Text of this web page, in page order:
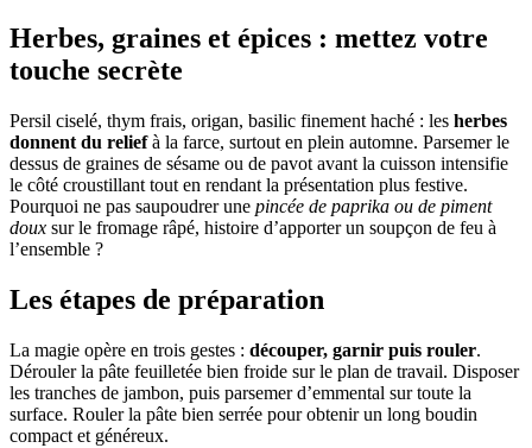
Herbes, graines et épices : mettez votre
touche secrète
Persil ciselé, thym frais, origan, basilic finement haché : les herbes
donnent du reliefà la farce, surtout en plein automne. Parsemer le
dessus de graines de sésame ou de pavot avant la cuisson intensifie
le côté croustillant tout en rendant la présentation plus festive.
Pourquoi ne pas saupoudrer une pincée de paprika ou de piment
doux sur le fromage râpé, histoire d’apporter un soupçon de feu à
l’ensemble ?
Les étapes de préparation
La magie opère en trois gestes : découper, garnir puis rouler.
Dérouler la pâte feuilletée bien froide sur le plan de travail. Disposer
les tranches de jambon, puis parsemer d’emmental sur toute la
surface. Rouler la pâte bien serrée pour obtenir un long boudin
compact et généreux.